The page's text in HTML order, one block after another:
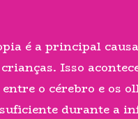
é a principal
Isso
o cérebro e os
durante a